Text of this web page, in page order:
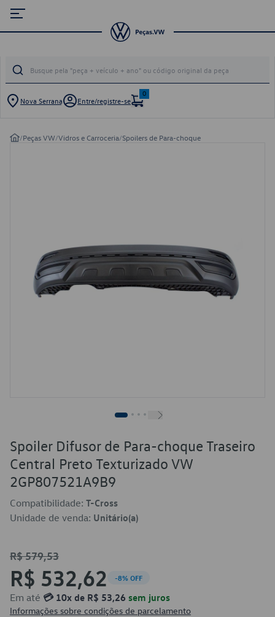
Nova Serrana Entre/registre-se
0
/Peças VW/Vidros e Carroceria/Spoilers de Para-choque
Spoiler Difusor de Para-choque Traseiro
Central Preto Texturizado VW
2GP807521A9B9
Compatibilidade: T-Cross
Unidade de venda: Unitário(a)
R$ 579,53
R$ 532,62 -8% OFF
Em até 💳 10x de R$ 53,26 sem juros
Informações sobre condições de parcelamento